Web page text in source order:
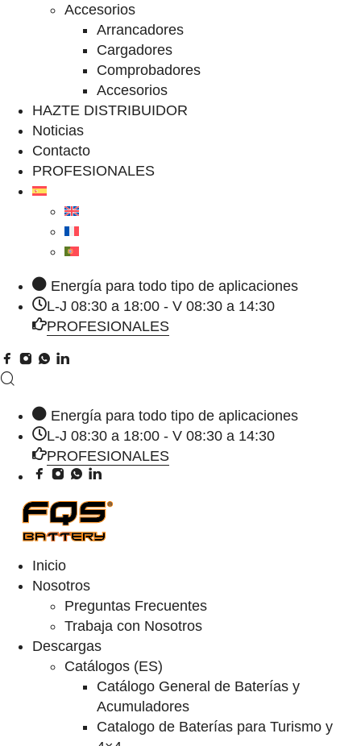
Accesorios
Arrancadores
Cargadores
Comprobadores
Accesorios
HAZTE DISTRIBUIDOR
Noticias
Contacto
PROFESIONALES
Energía para todo tipo de aplicaciones
L-J 08:30 a 18:00 - V 08:30 a 14:30
PROFESIONALES
Energía para todo tipo de aplicaciones
L-J 08:30 a 18:00 - V 08:30 a 14:30
PROFESIONALES
Inicio
Nosotros
Preguntas Frecuentes
Trabaja con Nosotros
Descargas
Catálogos (ES)
Catálogo General de Baterías y
Acumuladores
Catalogo de Baterías para Turismo y